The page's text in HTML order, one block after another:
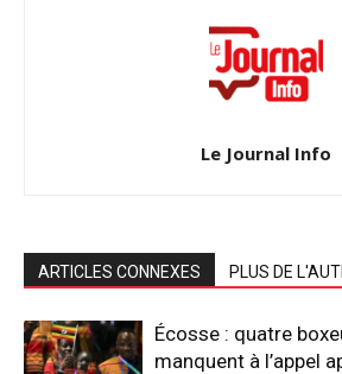
Le Journal Info
ARTICLES CONNEXES PLUS DE
Écosse : quatre
manquent à l’appel